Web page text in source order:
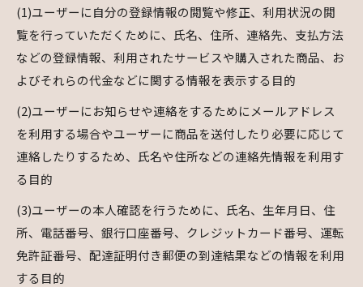
(1)ユーザーに自分の登録情報の閲覧や修正、利用状況の閲
覧を行っていただくために、氏名、住所、連絡先、支払方法
などの登録情報、利用されたサービスや購入された商品、お
よびそれらの代金などに関する情報を表示する目的
(2)ユーザーにお知らせや連絡をするためにメールアドレス
を利用する場合やユーザーに商品を送付したり必要に応じて
連絡したりするため、氏名や住所などの連絡先情報を利用す
る目的
(3)ユーザーの本人確認を行うために、氏名、生年月日、住
所、電話番号、銀行口座番号、クレジットカード番号、運転
免許証番号、配達証明付き郵便の到達結果などの情報を利用
する目的